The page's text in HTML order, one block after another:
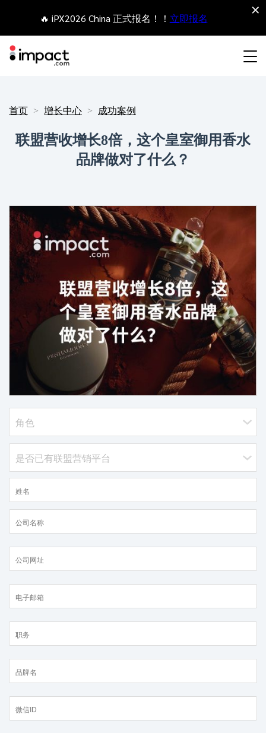
无论何种合作伙伴关系，皆可全程把控整个生命周期
拓展 招募 签约 支付
追踪
网红营销管理平台
探索、管理和评估海外内容营销项目
推荐营销管理平台
助力品牌高效起量“老带新”计划
网红营销
联盟营销
移动端合作伙伴
业务开发
分析归因
SaaS合作伙伴营销
合作伙伴入门
网盟合作伙伴联盟
移动应用合作伙伴
媒体合作伙伴
Agency partners
Agency directory
Technology partners directory
Referral partners
资源概括
干货文章
成功案例
合作伙伴经济
iPX25 China 出海峰会
活动中心
PXA线上学院
关于impact.com
加入impact.com
可持续发展
English
日本語
Deutsch
🔥 iPX2026 China 正式报名！！ 立即报名
×
首页 增长中心 成功案例
联盟营收增长8倍，这个皇室御用香水
品牌做对了什么？